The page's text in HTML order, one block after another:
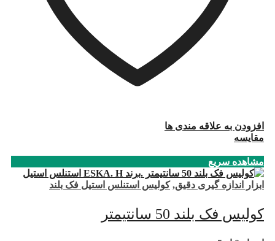
افزودن به علاقه مندی ها
مقایسه
مشاهده سریع
ابزار اندازه گیری دقیق,کولیس استنلس استیل فک بلند
کولیس فک بلند 50 سانتیمتر